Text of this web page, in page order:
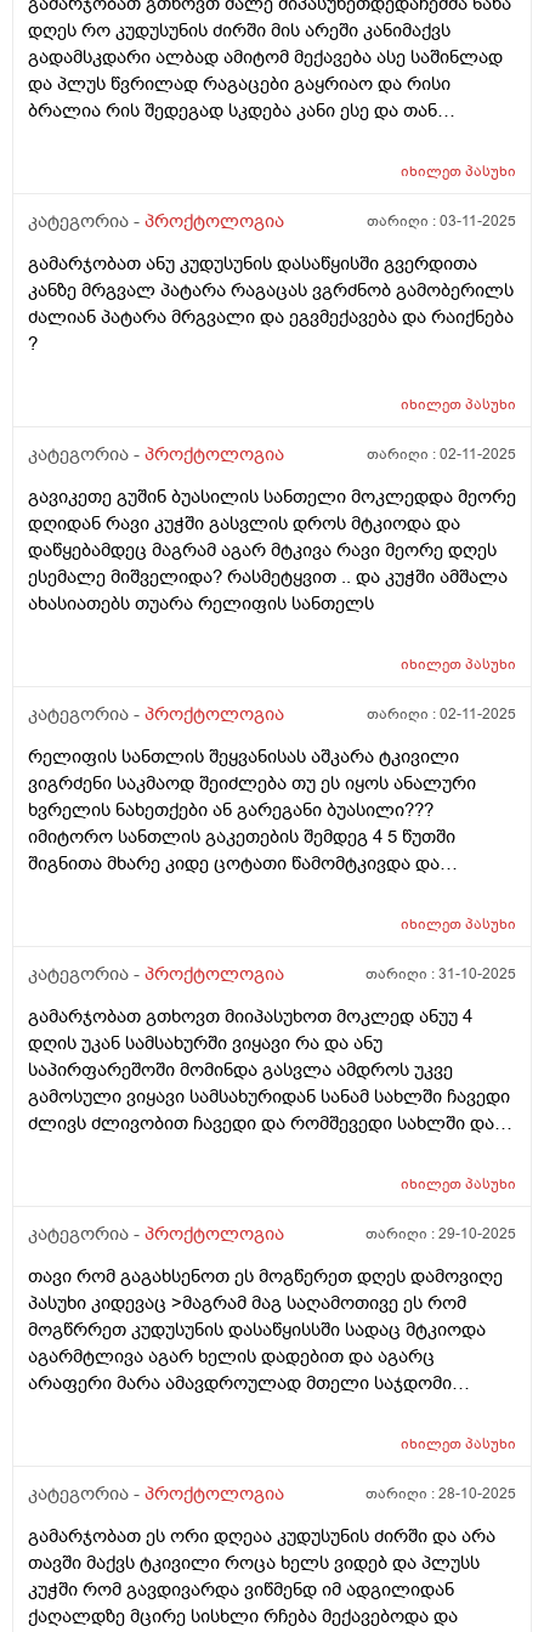
სხვა რაიმის მიმანიშნებელი ხომ არაა .. ასევე
დუნდულების ბოლოში დასაწყისში არა ანუ
კუდუსუნთან არა ბოლოში სადაც ბოდიშით და
ყვერების პარი იწყება იქ მუდვიმად მიღიზიანდება კანი
და გამობურცული მაქ თითქოს თურმანიძე
მომენტშირომ ვიწმენდავ მედება რაგაც გამობურცული
ტკივილი როცა სუფთად ვარ მაგრამ მომენტებში
ვგრძნობ ხოლმე რომ რაგაც მედება იმადგილში
სადაც აგიხწერეთ და არვიცი დაზუსტებით თუარა
მაგრამ ისე მახსოვს რომ ბავშობიდან ასე მაქვს და
ადრეც ბევრჯერ მომსვლია მსგავსი შემთხვევა
დღეს რო კუდუსუნის ძირში მის არეში კანიმაქვს
გადამსკდარი ალბად ამიტომ მექავება ასე საშინლად
და პლუს წვრილად რაგაცები გაყრიაო და რისი
ბრალია რის შედეგად სკდება კანი ესე და თან
იხილეთპასუხი
კატეგორია - პროქტოლოგია თარიღი :03-11-2025
გამარჯობათ ანუ კუდუსუნის დასაწყისში გვერდითა
კანზე მრგვალ პატარა რაგაცას ვგრძნობ გამობერილს
ძალიან პატარა მრგვალი და ეგვმექავება და რაიქნება
?
იხილეთპასუხი
კატეგორია - პროქტოლოგია თარიღი :02-11-2025
გავიკეთე გუშინ ბუასილის სანთელი მოკლედდა მეორე
დღიდან რავი კუჭში გასვლის დროს მტკიოდა და
დაწყებამდეც მაგრამ აგარ მტკივა რავი მეორე დღეს
ესემალე მიშველიდა? რასმეტყვით .. და კუჭში ამშალა
ახასიათებს თუარა რელიფის სანთელს
იხილეთპასუხი
კატეგორია - პროქტოლოგია თარიღი :02-11-2025
რელიფის სანთლის შეყვანისას აშკარა ტკივილი
ვიგრძენი საკმაოდ შეიძლება თუ ეს იყოს ანალური
ხვრელის ნახეთქები ან გარეგანი ბუასილი???
იმიტორო სანთლის გაკეთების შემდეგ 4 5 წუთში
შიგნითა მხარე კიდე ცოტათი წამომტკივდა და
გარეთ დარჩა ჯერ პირველი სანთელი გავიკეთე
იხილეთპასუხი
კატეგორია - პროქტოლოგია თარიღი :31-10-2025
გამარჯობათ გთხოვთ მიიპასუხოთ მოკლედ ანუუ 4
დღის უკან სამსახურში ვიყავი რა და ანუ
საპირფარეშოში მომინდა გასვლა ამდროს უკვე
გამოსული ვიყავი სამსახურიდან სანამ სახლში ჩავედი
ძლივს ძლივობით ჩავედი და რომშევედი სახლში და
მისმერე დამეწყო ტკივილები ვისვამ თურმანიძის
ანალურ ხვრელზე იმიტორო მგონი შედეგი არ მაქვს
გავდივარ 30 წუთში ისევ მინდება და მოენტებში
ოღონდ სულარა როცა ისევ მადგება ბოდიშით და
განავალი ისევ მტკივდება რომ მაწვება მაგრამ კუჭში
გასვლის მერე ტკივილები მიქრება ტკივილი ძააალიან
ძლიერიარ არის მაგრამ ვგრძნობ მოკლედ ტკივილს...
პირველად სამსახურიდან რომ გამოვედი მაშინ
კუჭში რომ გავედი მტკივნეული იყო თქო ამისმერე
გაგრძელება რამე შუაშია ამასთან რამე
დამიზიანდა???.. არის თუარა ეს ბუასილის
ბრალი..მანამდე სანამ ეს მოხდებოდა ერთი დღით
ადრე კუდუსუნი მტკიოდა დარავი... რაშუაშუა ამასთან
იხილეთპასუხი
კატეგორია - პროქტოლოგია თარიღი :29-10-2025
თავი რომ გაგახსენოთ ეს მოგწერეთ დღეს დამოვიღე
პასუხი კიდევაც >მაგრამ მაგ საღამოთივე ეს რომ
მოგწრრეთ კუდუსუნის დასაწყისსში სადაც მტკიოდა
აგარმტლივა აგარ ხელის დადებით და აგარც
არაფერი მარა ამავდროულად მთელი საჯდომი
დუნდულებზე და შიგნითა ნაწილში ასევე კუჭში 5 ჯერ
გასვლას ადრე ვიყავიასე და ახლაც ასე ვარ
ვისვამ თურმანიძის.. რაიმე ძლიერ ანთებას ხომარ
აქვს ადგილი ცოტახანი რომ დავჯდებიი ან დავწვები
და ავდგები ესევე მტკივდება ყრუდ ჩაბანებს დილა
საღამო ვაკეთებ და მაზი რომ წავისვი თურმანიძის
იხილეთპასუხი
კატეგორია - პროქტოლოგია თარიღი :28-10-2025
გამარჯობათ ეს ორი დღეაა კუდუსუნის ძირში და არა
თავში მაქვს ტკივილი როცა ხელს ვიდებ და პლუსს
კუჭში რომ გავდივარდა ვიწმენდ იმ ადგილიდან
ქაღალდზე მცირე სისხლი რჩება მექავებოდა და